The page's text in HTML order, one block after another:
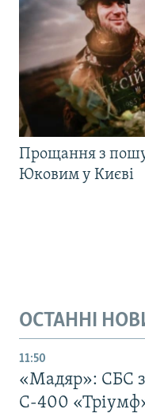
Прощання з
Юковим у Києві
ОСТАННІ
11:50
«Мадяр»: СБС
С-400